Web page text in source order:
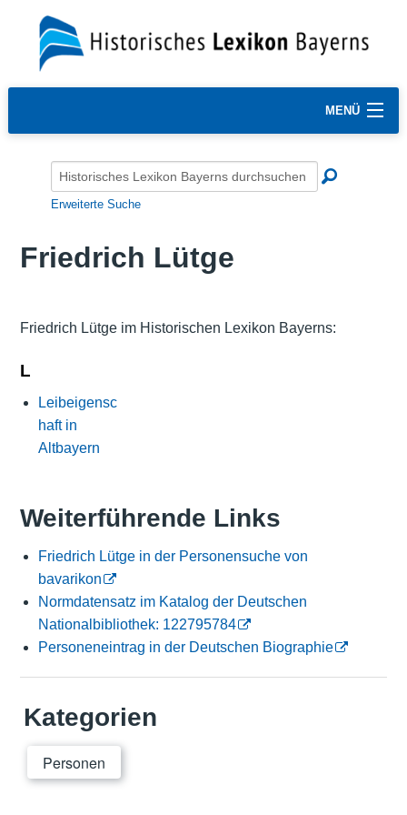
MENÜ
Erweiterte Suche
Friedrich Lütge
Friedrich Lütge im Historischen Lexikon Bayerns:
L
Leibeigensc
haft in
Altbayern
Weiterführende Links
Friedrich Lütge in der Personensuche von
bavarikon
Normdatensatz im Katalog der Deutschen
Nationalbibliothek: 122795784
Personeneintrag in der Deutschen Biographie
Kategorien
Personen